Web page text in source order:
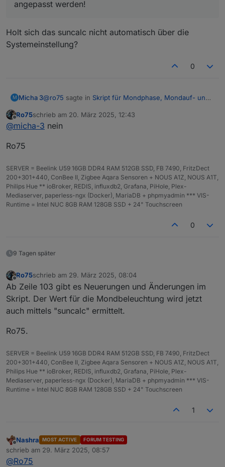
angepasst werden!
Holt sich das suncalc nicht automatisch über die
Systemeinstellung?
0
M Micha 3@ro75 sagte in Skript für Mondphase, Mondauf- und
Zeilen 17 und 18 muss von dir an deine Position
Offline
Ro75schrieb am 20. März 2025, 12:43
zuletzt editiert von
@micha-3 nein
Ro75
SERVER = Beelink U59 16GB DDR4 RAM 512GB SSD, FB 7490, FritzDect
200+301+440, ConBee II, Zigbee Aqara Sensoren + NOUS A1Z, NOUS A1T,
Philips Hue ** ioBroker, REDIS, influxdb2, Grafana, PiHole, Plex-
Mediaserver, paperless-ngx (Docker), MariaDB + phpmyadmin *** VIS-
Runtime = Intel NUC 8GB RAM 128GB SSD + 24" Touchscreen
0
9 Tagen später
Offline
Ro75schrieb am 29. März 2025, 08:04
zuletzt editiert von
Ab Zeile 103 gibt es Neuerungen und Änderungen im
Skript. Der Wert für die Mondbeleuchtung wird jetzt
auch mittels "suncalc" ermittelt.
Ro75.
SERVER = Beelink U59 16GB DDR4 RAM 512GB SSD, FB 7490, FritzDect
200+301+440, ConBee II, Zigbee Aqara Sensoren + NOUS A1Z, NOUS A1T,
Philips Hue ** ioBroker, REDIS, influxdb2, Grafana, PiHole, Plex-
Mediaserver, paperless-ngx (Docker), MariaDB + phpmyadmin *** VIS-
Runtime = Intel NUC 8GB RAM 128GB SSD + 24" Touchscreen
1
Offline
Nashra MOST ACTIVE FORUM TESTING
schrieb am 29. März 2025, 08:57
zuletzt editiert von
@Ro75